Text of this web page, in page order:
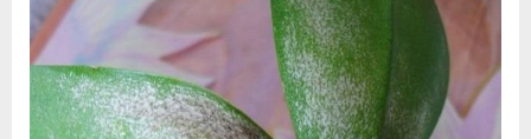
Posted
on
2
июля
2025
By
admin
Комментариев
записи
Основные
болезни
нет